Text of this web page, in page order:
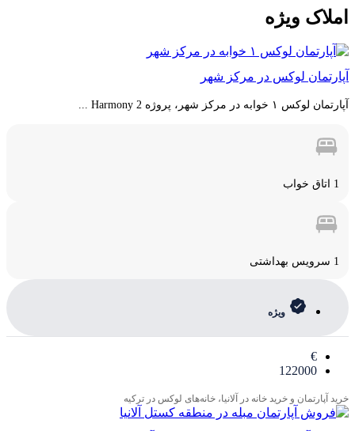
املاک ویژه
آپارتمان لوکس در مرکز شهر
آپارتمان لوکس ۱ خوابه در مرکز شهر، پروژه Harmony 2 ...
1 اتاق خواب
1 سرویس بهداشتی
ویژه
€
122000
خرید آپارتمان و خرید خانه در آلانیا، خانه‌های لوکس در ترکیه